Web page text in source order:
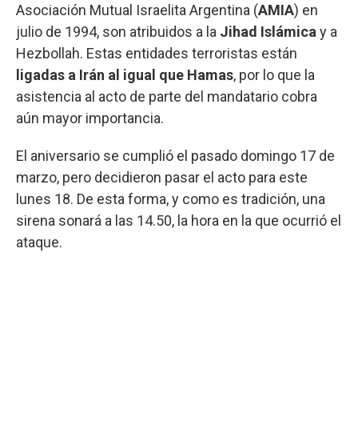
Asociación Mutual Israelita Argentina (AMIA) en
julio de 1994, son atribuidos a la Jihad Islámica y a
Hezbollah. Estas entidades terroristas están
ligadas a Irán al igual que Hamas, por lo que la
asistencia al acto de parte del mandatario cobra
aún mayor importancia.
El aniversario se cumplió el pasado domingo 17 de
marzo, pero decidieron pasar el acto para este
lunes 18. De esta forma, y como es tradición, una
sirena sonará a las 14.50, la hora en la que ocurrió el
ataque.